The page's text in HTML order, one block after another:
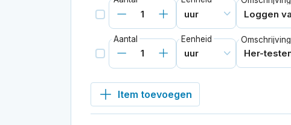
Aantal Eenheid Omschrijving
Item toevoegen